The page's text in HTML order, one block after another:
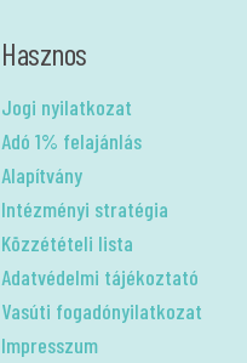
Hasznos
Jogi nyilatkozat
Adó 1% felajánlás
Alapítvány
Intézményi stratégia
Közzétételi lista
Adatvédelmi tájékoztató
Vasúti fogadónyilatkozat
Impresszum